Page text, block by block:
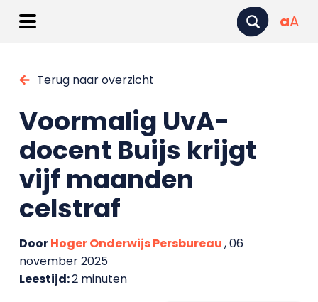
aA
Terug naar overzicht
Voormalig UvA-
docent Buijs krijgt
vijf maanden
celstraf
DoorHoger Onderwijs Persbureau, 06
november 2025
Leestijd:2 minuten